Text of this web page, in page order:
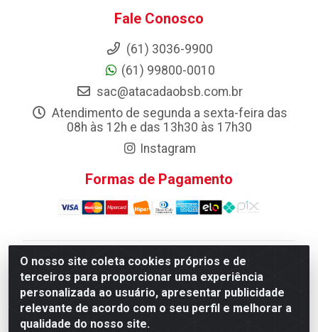
O nosso site coleta cookies próprios e de
terceiros para proporcionar uma experiência
personalizada ao usuário, apresentar publicidade
relevante de acordo com o seu perfil e melhorar a
qualidade do nosso site.
Fale Conosco
(61) 3036-9900
(61) 99800-0010
sac@atacadaobsb.com.br
Atendimento de segunda a sexta-feira das
08h às 12h e das 13h30 às 17h30
Instagram
Formas de Pagamento
Atacadao da Limpeza F. Pereira Queiroz Comercio e
Distribuicao LTDA - Quadra Qi 10 Lotes 39 e, 41 - Setor
Industrial (Taguatinga), Brasília/DF - CEP 72.135-100 -
CNPJ 13.184.675/0001-80